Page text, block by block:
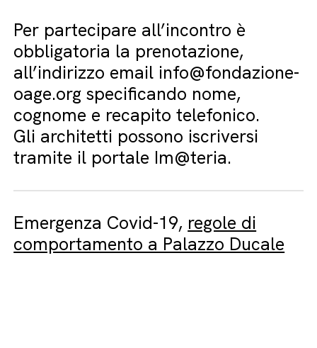
Per partecipare all’incontro è
obbligatoria la prenotazione,
all’indirizzo email info@fondazione-
oage.org specificando nome,
cognome e recapito telefonico.
Gli architetti possono iscriversi
tramite il portale Im@teria.
Emergenza Covid-19, regole di
comportamento a Palazzo Ducale